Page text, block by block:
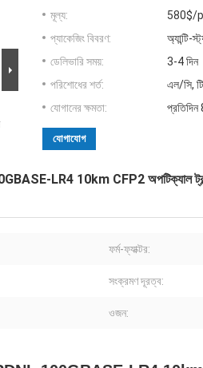
মূল্য:
580$/
প্যাকেজিং বিবরণ:
অ্যান্টি-
ডেলিভারি সময়:
3-4 দিন
পরিশোধের শর্ত:
এল/সি,
যোগানের ক্ষমতা:
প্রতিদিন
যোগাযোগ
LR4 10km CFP2 অপটিক্যাল
ফর্ম-ফ্যাক্টর:
সংক্রমণ দূরত্ব:
ওজন: